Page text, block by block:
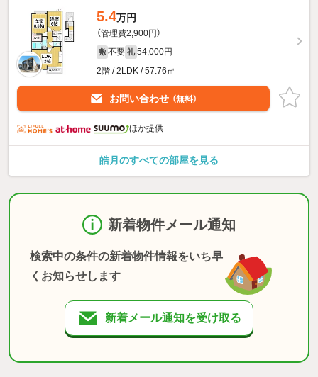
5.4万円
（管理費2,900円）
敷 不要 礼 54,000円
2階 / 2LDK / 57.76㎡
お問い合わせ （無料）
ほか提供
皓月のすべての部屋を見る
新着物件メール通知
検索中の条件の新着物件情報をいち早
くお知らせします
新着メール通知を受け取る